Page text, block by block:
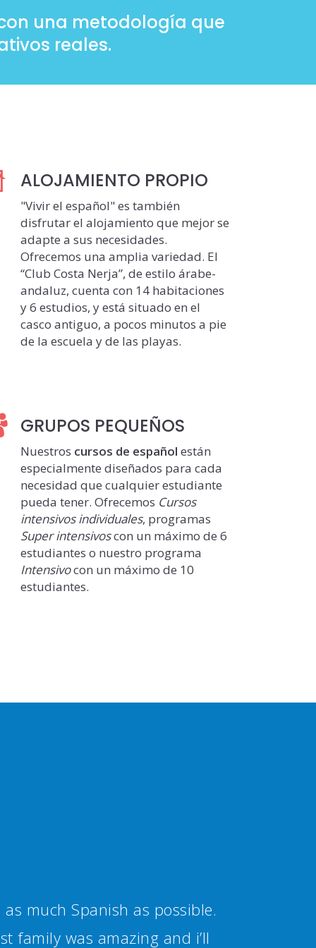
una metodología que
reales.
ALOJAMIENTO PROPIO
"Vivir el español" es también
disfrutar el alojamiento que mejor se
adapte a sus necesidades.
Ofrecemos una amplia variedad. El
“Club Costa Nerja”, de estilo árabe-
andaluz, cuenta con 14 habitaciones
y 6 estudios, y está situado en el
casco antiguo, a pocos minutos a pie
de la escuela y de las playas.
GRUPOS PEQUEÑOS
Nuestros cursos de español están
especialmente diseñados para cada
necesidad que cualquier estudiante
pueda tener. Ofrecemos Cursos
intensivos individuales, programas
Super intensivoscon un máximo de 6
estudiantes o nuestro programa
Intensivocon un máximo de 10
estudiantes.